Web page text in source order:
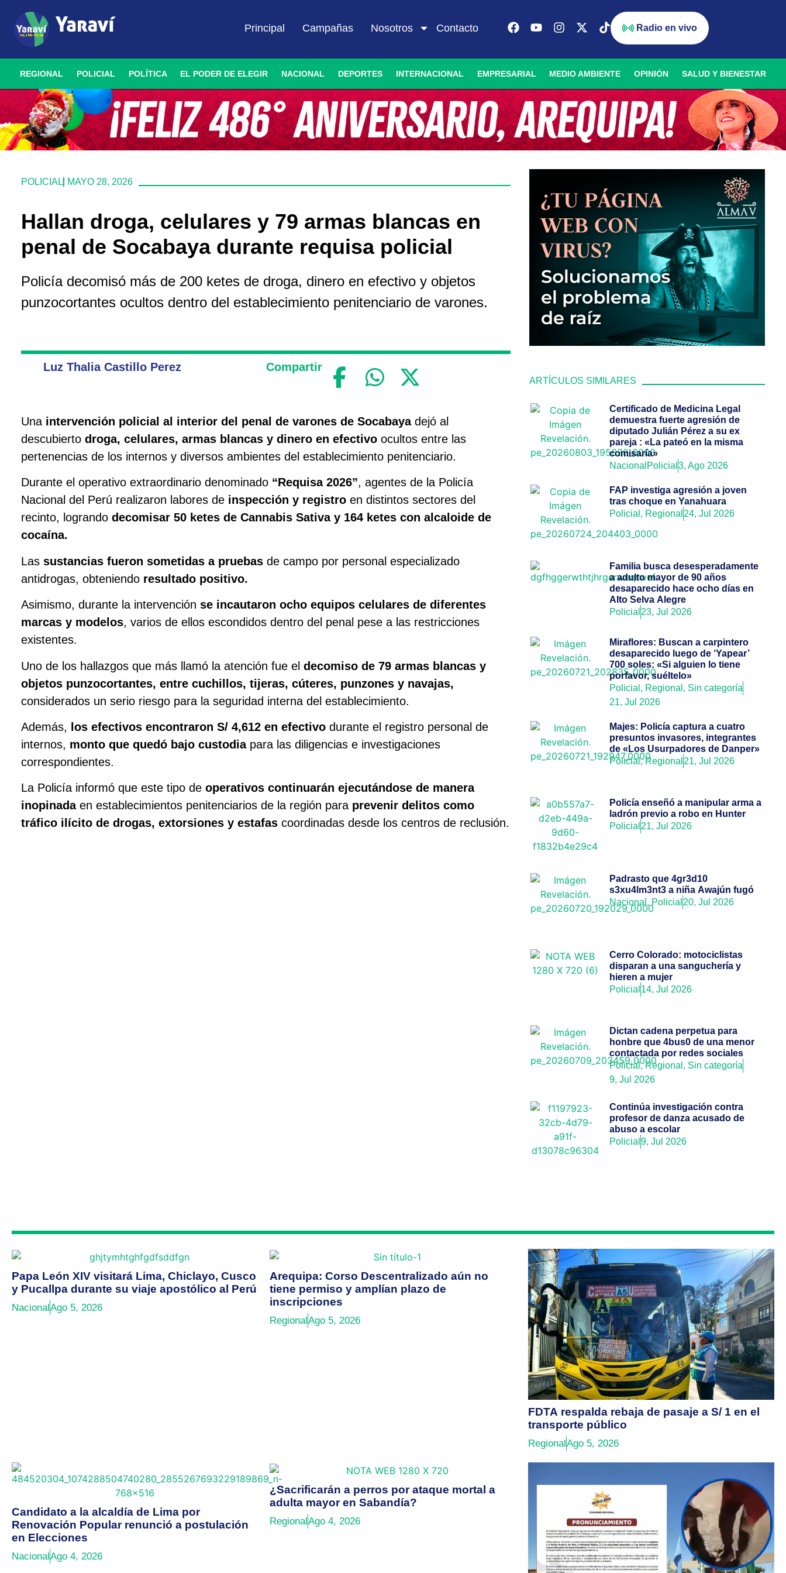
Principal Campañas Nosotros Contacto Radio en vivo
REGIONAL POLICIAL POLÍTICA EL PODER DE ELEGIR NACIONAL DEPORTES INTERNACIONAL EMPRESARIAL MEDIO AMBIENTE OPINIÓN SALUD Y BIENESTAR
ARTÍCULOS SIMILARES
Certificado de Medicina Legal
demuestra fuerte agresión de
diputado Julián Pérez a su ex
pareja : «La pateó en la misma
comisaría»
Nacional Policial 3, Ago 2026
FAP investiga agresión a joven
tras choque en Yanahuara
Policial , Regional 24, Jul 2026
Familia busca desesperadamente
a adulto mayor de 90 años
desaparecido hace ocho días en
Alto Selva Alegre
Policial 23, Jul 2026
Miraflores: Buscan a carpintero
desaparecido luego de ‘Yapear’
700 soles: «Si alguien lo tiene
porfavor, suéltelo»
Policial , Regional , Sin categoría
21, Jul 2026
Majes: Policía captura a cuatro
presuntos invasores, integrantes
de «Los Usurpadores de Danper»
Policial,Regional 21, Jul 2026
Policía enseñó a manipular arma a
ladrón previo a robo en Hunter
Policial 21, Jul 2026
Padrasto que 4gr3d10
s3xu4lm3nt3 a niña Awajún fugó
Nacional , Policial 20, Jul 2026
Cerro Colorado: motociclistas
disparan a una sanguchería y
hieren a mujer
Policial 14, Jul 2026
Dictan cadena perpetua para
honbre que 4bus0 de una menor
contactada por redes sociales
Policial,Regional , Sin categoría
9, Jul 2026
Continúa investigación contra
profesor de danza acusado de
abuso a escolar
Policial 9, Jul 2026
POLICIAL MAYO 28, 2026
Hallan droga, celulares y 79 armas blancas en
penal de Socabaya durante requisa policial
Policía decomisó más de 200 ketes de droga, dinero en efectivo y objetos
punzocortantes ocultos dentro del establecimiento penitenciario de varones.
Luz Thalia Castillo Perez Compartir
Una intervención policial al interior del penal de varones de Socabayadejó al
descubiertodroga, celulares, armas blancas y dinero en efectivoocultos entre las
pertenencias de los internos y diversos ambientes del establecimiento penitenciario.
Durante el operativo extraordinario denominado “Requisa 2026”, agentes de la Policía
Nacional del Perú realizaron labores de inspección y registro en distintos sectores del
recinto, lograndodecomisar 50 ketes de Cannabis Sativa y 164 ketes con alcaloide de
cocaína.
Lassustancias fueron sometidas a pruebas de campo por personal especializado
antidrogas, obteniendo resultado positivo.
Asimismo, durante la intervenciónse incautaron ocho equipos celulares de diferentes
marcas y modelos, varios de ellos escondidos dentro del penal pese a las restricciones
existentes.
Uno de los hallazgos que más llamó la atención fue eldecomiso de 79 armas blancas y
objetos punzocortantes, entre cuchillos, tijeras, cúteres, punzones y navajas,
considerados un serio riesgo para la seguridad interna del establecimiento.
Además, los efectivos encontraron S/ 4,612 en efectivodurante el registro personal de
internos, monto que quedó bajo custodiapara las diligencias e investigaciones
correspondientes.
La Policía informó que este tipo deoperativos continuarán ejecutándose de manera
inopinadaen establecimientos penitenciarios de la región para prevenir delitos como
tráfico ilícito de drogas, extorsiones y estafascoordinadas desde los centros de reclusión.
Papa León XIV visitará Lima, Chiclayo, Cusco
y Pucallpa durante su viaje apostólico al Perú
NacionalAgo 5, 2026
Arequipa: Corso Descentralizado aún no
tiene permiso y amplían plazo de
inscripciones
RegionalAgo 5, 2026
FDTA respalda rebaja de pasaje a S/ 1 en el
transporte público
RegionalAgo 5, 2026
Candidato a la alcaldía de Lima por
Renovación Popular renunció a postulación
en Elecciones
NacionalAgo 4, 2026
¿Sacrificarán a perros por ataque mortal a
adulta mayor en Sabandía?
RegionalAgo 4, 2026